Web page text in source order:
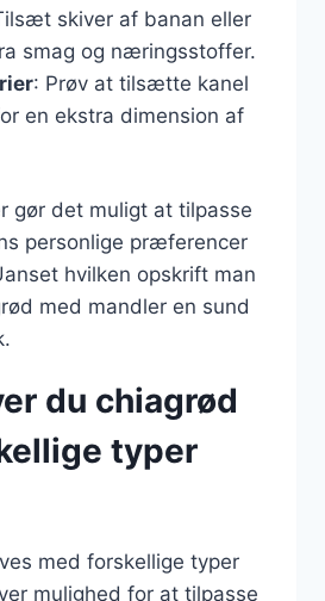
skiver af banan eller
smag og næringsstoffer.
: Prøv at tilsætte kanel
en ekstra dimension af
gør det muligt at tilpasse
personlige præferencer
hvilken opskrift man
med mandler en sund
du chiagrød
typer
med forskellige typer
mulighed for at tilpasse